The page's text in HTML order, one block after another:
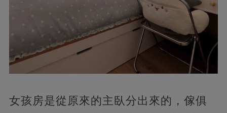
女孩房是從原來的主臥分出來的，傢俱